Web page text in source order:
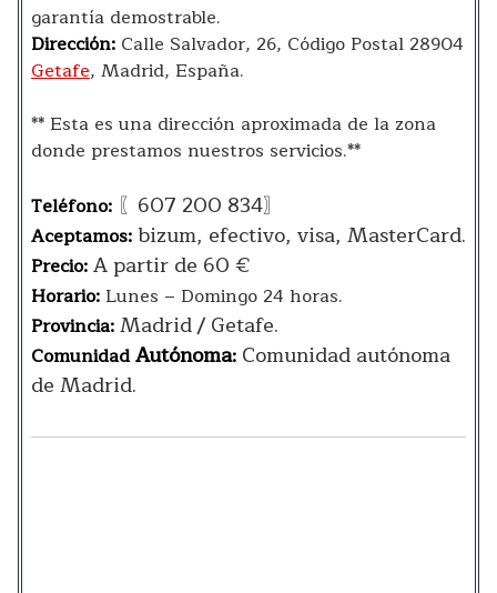
garantía demostrable.
Dirección: Calle Salvador, 26, Código Postal 28904
Getafe, Madrid, España.
** Esta es una dirección aproximada de la zona
donde prestamos nuestros servicios.**
Teléfono: 〖607 200 834〗
Aceptamos:bizum, efectivo, visa, MasterCard.
Precio:A partir de 60 €
Horario: Lunes – Domingo 24 horas.
Provincia:Madrid / Getafe.
ComunidadAutónoma: Comunidad autónoma
de Madrid.